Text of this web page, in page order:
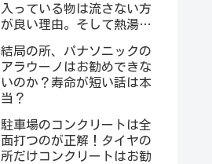
入っている物は流さない方
が良い理由。そして熱湯は
結局の所、パナソニックの
アラウーノはお勧めできな
いのか？寿命が短い話は本
当？
駐車場のコンクリートは全
面打つのが正解！タイヤの
所だけコンクリートはお勧